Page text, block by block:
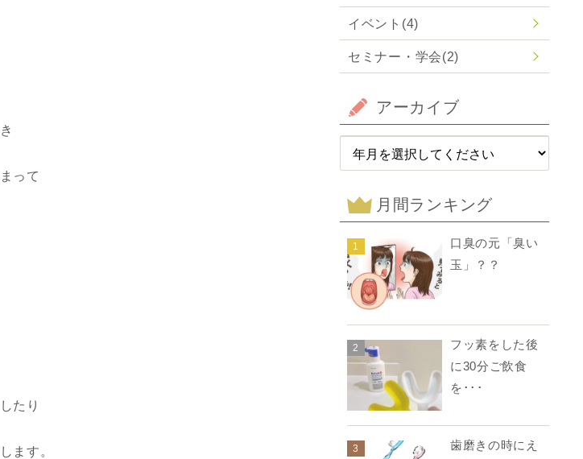
って
たり
ます。
イベント (4)
セミナー・学会(2)
アーカイブ
月間ランキング
1
口臭の元「臭い
玉」？？
2
フッ素をした後
に30分ご飲食
を･･･
3
歯磨きの時にえ